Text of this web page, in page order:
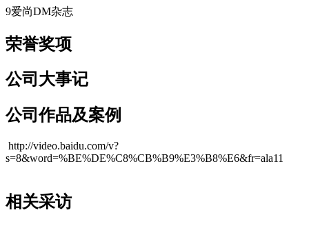
9爱尚DM杂志
荣誉奖项
公司大事记
公司作品及案例
http://video.baidu.com/v?
s=8&word=%BE%DE%C8%CB%B9%E3%B8%E6&fr=ala11
相关采访